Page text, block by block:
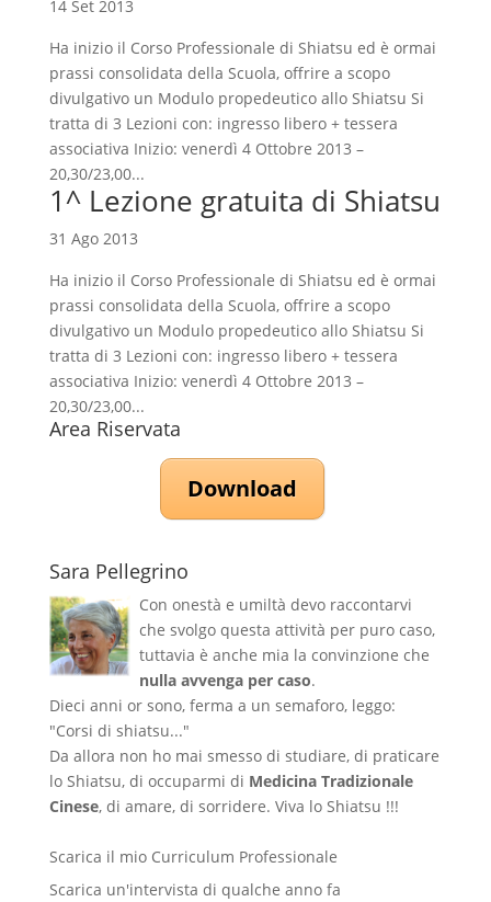
14 Set 2013
Ha inizio il Corso Professionale di Shiatsu ed è ormai
prassi consolidata della Scuola, offrire a scopo
divulgativo un Modulo propedeutico allo Shiatsu Si
tratta di 3 Lezioni con: ingresso libero + tessera
associativa Inizio: venerdì 4 Ottobre 2013 –
20,30/23,00...
1^ Lezione gratuita di Shiatsu
31 Ago 2013
Ha inizio il Corso Professionale di Shiatsu ed è ormai
prassi consolidata della Scuola, offrire a scopo
divulgativo un Modulo propedeutico allo Shiatsu Si
tratta di 3 Lezioni con: ingresso libero + tessera
associativa Inizio: venerdì 4 Ottobre 2013 –
20,30/23,00...
Area Riservata
Download
Sara Pellegrino
Con onestà e umiltà devo raccontarvi
che svolgo questa attività per puro caso,
tuttavia è anche mia la convinzione che
nulla avvenga per caso.
Dieci anni or sono, ferma a un semaforo, leggo:
"Corsi di shiatsu..."
Da allora non ho mai smesso di studiare, di praticare
lo Shiatsu, di occuparmi di Medicina Tradizionale
Cinese, di amare, di sorridere. Viva lo Shiatsu !!!
Scarica il mio Curriculum Professionale
Scarica un'intervista di qualche anno fa